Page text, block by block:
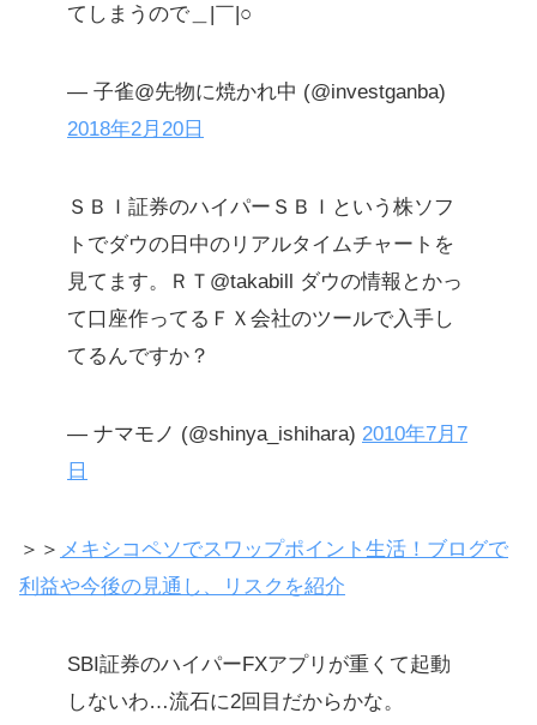
てしまうので＿|￣|○
— 子雀@先物に焼かれ中 (@investganba)
2018年2月20日
ＳＢＩ証券のハイパーＳＢＩという株ソフ
トでダウの日中のリアルタイムチャートを
見てます。ＲＴ@takabill ダウの情報とかっ
て口座作ってるＦＸ会社のツールで入手し
てるんですか？
— ナマモノ (@shinya_ishihara) 2010年7月7
日
＞＞ メキシコペソでスワップポイント生活！ブログで
利益や今後の見通し、リスクを紹介
SBI証券のハイパーFXアプリが重くて起動
しないわ…流石に2回目だからかな。